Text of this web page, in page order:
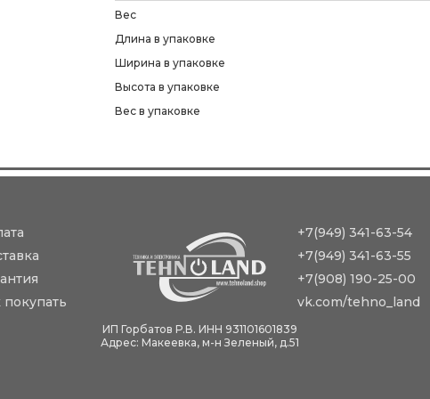
Вес
Длина в упаковке
Ширина в упаковке
Высота в упаковке
Вес в упаковке
покупать
+7(949) 341-63-54
+7(949) 341-63-55
+7(908) 190-25-00
vk.com/tehno_land
ИП Горбатов Р.В. ИНН 931101601839
Адрес: Макеевка, м-н Зеленый, д.51